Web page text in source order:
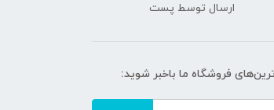
ارسال توسط پست
فروشگاه ما باخبر شوید: